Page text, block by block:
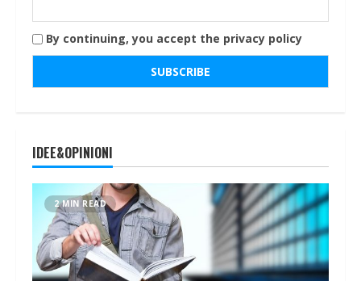
By continuing, you accept the privacy policy
IDEE&OPINIONI
2 MIN READ